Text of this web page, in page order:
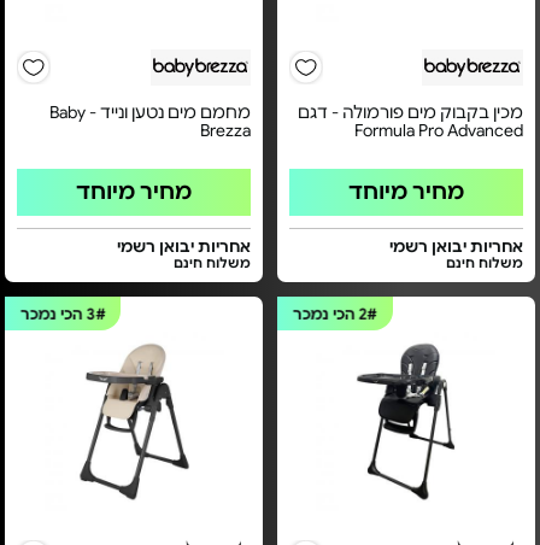
מכין בקבוק מים פורמולה - דגם
Formula Pro Advanced
מחיר מיוחד
אחריות יבואן רשמי
משלוח חינם
מחמם מים נטען ונייד - Baby
Brezza
מחיר מיוחד
אחריות יבואן רשמי
משלוח חינם
2#הכי נמכר 3# הכי נמכר